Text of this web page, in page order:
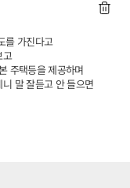
를 가진다고
고
주택등을 제공하며
말 잘듣고 안 들으면